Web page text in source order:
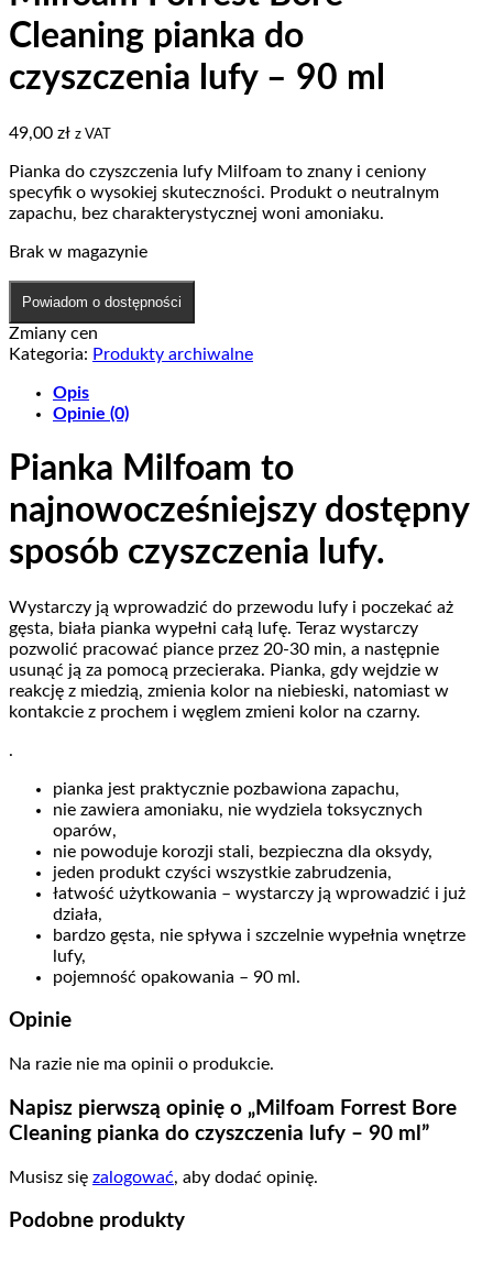
Cleaning pianka do
czyszczenia lufy – 90 ml
49,00 zł z VAT
Pianka do czyszczenia lufy Milfoam to znany i ceniony
specyfik o wysokiej skuteczności. Produkt o neutralnym
zapachu, bez charakterystycznej woni amoniaku.
Brak w magazynie
Powiadom o dostępności
Zmiany cen
Kategoria: Produkty archiwalne
Opis
Opinie (0)
Pianka Milfoam to
najnowocześniejszy dostępny
sposób czyszczenia lufy.
Wystarczy ją wprowadzić do przewodu lufy i poczekać aż
gęsta, biała pianka wypełni całą lufę. Teraz wystarczy
pozwolić pracować piance przez 20-30 min, a następnie
usunąć ją za pomocą przecieraka. Pianka, gdy wejdzie w
reakcję z miedzią, zmienia kolor na niebieski, natomiast w
kontakcie z prochem i węglem zmieni kolor na czarny.
.
pianka jest praktycznie pozbawiona zapachu,
nie zawiera amoniaku, nie wydziela toksycznych
oparów,
nie powoduje korozji stali, bezpieczna dla oksydy,
jeden produkt czyści wszystkie zabrudzenia,
łatwość użytkowania – wystarczy ją wprowadzić i już
działa,
bardzo gęsta, nie spływa i szczelnie wypełnia wnętrze
lufy,
pojemność opakowania – 90 ml.
Opinie
Na razie nie ma opinii o produkcie.
Napisz pierwszą opinię o „Milfoam Forrest Bore
Cleaning pianka do czyszczenia lufy – 90 ml”
Musisz się zalogować, aby dodać opinię.
Podobne produkty